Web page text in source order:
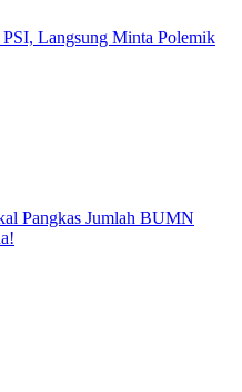
Langsung Minta Polemik
Pangkas Jumlah BUMN